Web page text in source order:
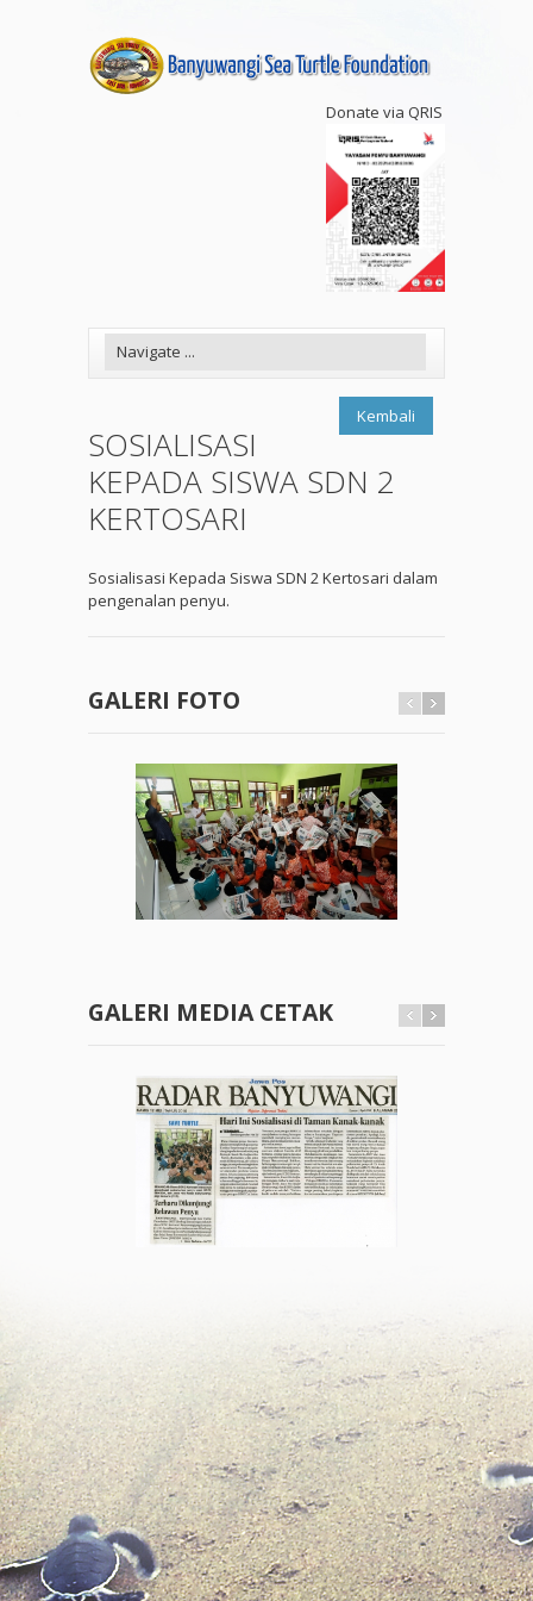
Donate via QRIS
Kembali
SOSIALISASI
KEPADA SISWA SDN 2
KERTOSARI
Sosialisasi Kepada Siswa SDN 2 Kertosari dalam
pengenalan penyu.
GALERI FOTO
GALERI MEDIA CETAK